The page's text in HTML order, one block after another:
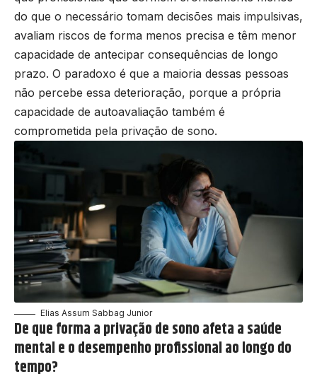
do que o necessário tomam decisões mais impulsivas,
avaliam riscos de forma menos precisa e têm menor
capacidade de antecipar consequências de longo
prazo. O paradoxo é que a maioria dessas pessoas
não percebe essa deterioração, porque a própria
capacidade de autoavaliação também é
comprometida pela privação de sono.
Elias Assum Sabbag Junior
De que forma a privação de sono afeta a saúde
mental e o desempenho profissional ao longo do
tempo?